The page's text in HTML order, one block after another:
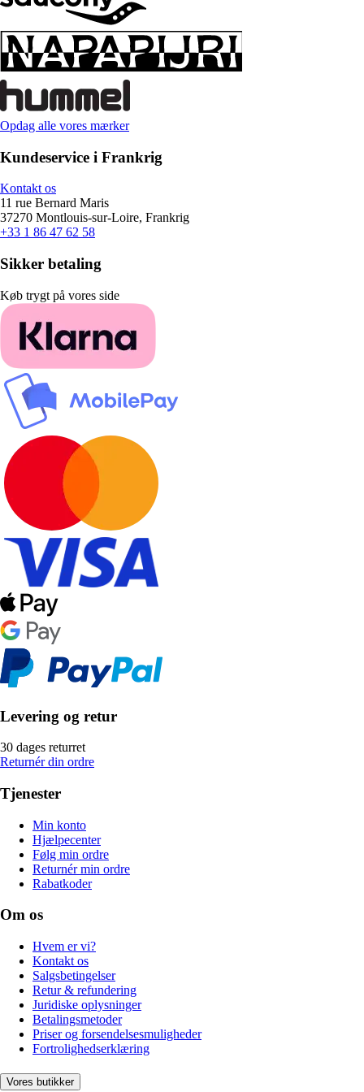
Opdag alle vores mærker
Kundeservice i Frankrig
Kontakt os
11 rue Bernard Maris
37270 Montlouis-sur-Loire, Frankrig
+33 1 86 47 62 58
Sikker betaling
Køb trygt på vores side
Levering og retur
30 dages returret
Returnér din ordre
Tjenester
Min konto
Hjælpecenter
Følg min ordre
Returnér min ordre
Rabatkoder
Om os
Hvem er vi?
Kontakt os
Salgsbetingelser
Retur & refundering
Juridiske oplysninger
Betalingsmetoder
Priser og forsendelsesmuligheder
Fortrolighedserklæring
Vores butikker